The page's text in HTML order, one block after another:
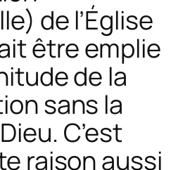
de l’Église
être emplie
de la
sans la
C’est
raison aussi